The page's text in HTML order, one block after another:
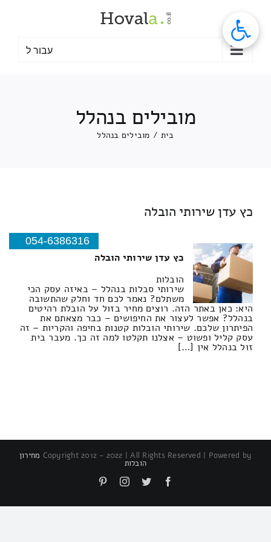
עבור ל
מובילים בנהלל
בית / מובילים בנהלל
כץ עדן שירותי הובלה
054-6386316
כץ עדן שירותי הובלה
הובלות
שירותי סבלות בנהלל – באיזה עסק הכי
משתלם? נאמר לכם חד וחלק שהתשובה
היא: כאן באתר הזה. רוצים מחיר בזול על הובלת רהיטים
בנהלל? אפשר לעצור את החיפושים – כבר מצאתם את
הפיתרון שלכם. שירותי הובלות קטנות בחיפה והקריות – זה
עסק קליל ופשוט – אצלנו תקלטו למה זה כך. מעבר בית
זול בנהלל אין […]
Copyright 2012 - 2022 | All Rights Reserved | Powered by מחירון
הובלות
Facebook
Twitter
Instagram